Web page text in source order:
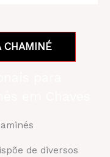
CHAMINÉ
de diversos